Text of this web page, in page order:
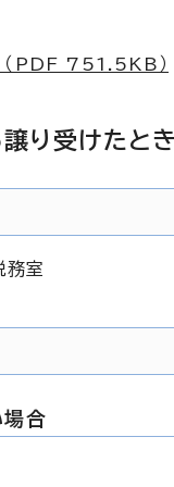
（PDF 751.5KB）
り受けたと
務室
場合